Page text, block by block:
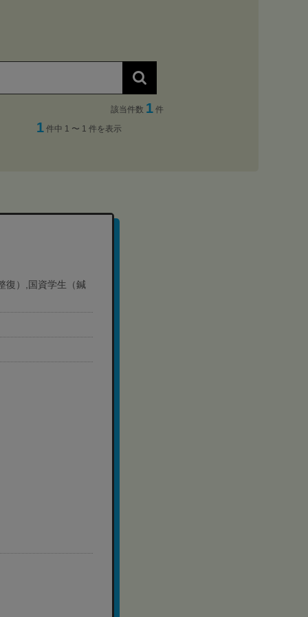
該当件数 1 件
1 件中 1 〜 1 件を表示
復）,国資学生（鍼